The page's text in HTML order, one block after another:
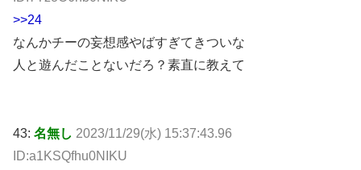
>>24
なんかチーの妄想感やばすぎてきついな
人と遊んだことないだろ？素直に教えて
43: 名無し 2023/11/29(水) 15:37:43.96
ID:a1KSQfhu0NIKU